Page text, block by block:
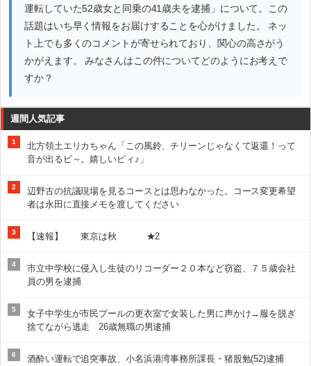
運転していた52歳女と同乗の41歳夫を逮捕」について。この
話題はいち早く情報をお届けすることを心がけました。 ネッ
ト上でも多くのコメントが寄せられており、関心の高さがう
かがえます。 みなさんはこの件についてどのようにお考えで
すか？
週間人気記事
1
北方領土エリカちゃん「この風鈴、チリーンじゃなくて返還！って
音が出るピ～。嬉しいピィ♪」
2
辺野古の抗議現場を見るコースとは思わなかった。コース変更希望
者は永田に直接メモを渡してください
3 【速報】 東京は秋 ★2
4
市立中学校に侵入し生徒のリコーダー２０本など窃盗、７５歳会社
員の男を逮捕
5
女子中学生が市民プールの更衣室で女装した男に声かけ→服を脱ぎ
捨てながら逃走 26歳無職の男逮捕
6 酒酔い運転で追突事故、小名浜港湾事務所課長・猪股勉(52)逮捕